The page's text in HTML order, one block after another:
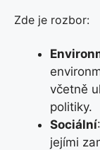
Zde je rozbor:
včetně
politiky.
Sociální
jejími